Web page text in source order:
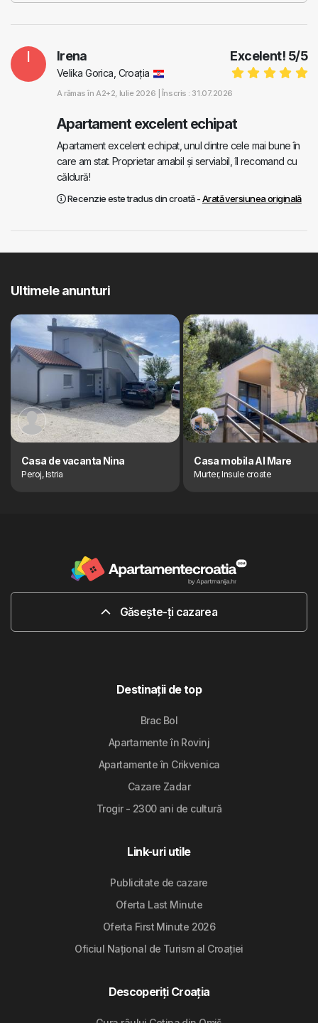
I Excelent! 5/5
Irena
Velika Gorica, Croația
A rămas înA2+2, Iulie 2026 | Înscris : 31.07.2026
Apartament excelent echipat
Apartament excelent echipat, unul dintre cele mai bune în
care am stat. Proprietar amabil și serviabil, îl recomand cu
căldură!
Recenzie este tradus din croată -Arată versiunea originală
Ultimele anunturi
Casa de vacanta Nina
Peroj, Istria
Casa mobila Al Mare
Murter, Insule croate
Găsește-ți cazarea
Destinaţii de top
Brac Bol
Apartamente în Rovinj
Apartamente în Crikvenica
Cazare Zadar
Trogir - 2300 ani de cultură
Link-uri utile
Publicitate de cazare
Oferta Last Minute
Oferta First Minute 2026
Oficiul Național de Turism al Croației
Descoperiți Croația